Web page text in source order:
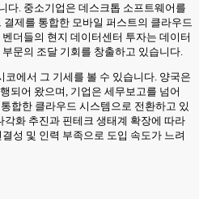
다. 중소기업은 데스크톱 소프트웨어를
제를 통합한 모바일 퍼스트의 클라우드
더들의 현지 데이터센터 투자는 데이터
문의 조달 기회를 창출하고 있습니다.
에서 그 기세를 볼 수 있습니다. 양국은
되어 왔으며, 기업은 세무보고를 넘어
합한 클라우드 시스템으로 전환하고 있
각화 추진과 핀테크 생태계 확장에 따라
성 및 인력 부족으로 도입 속도가 느려